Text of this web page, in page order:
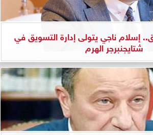
إسلام ناجي يتولى إدارة التسويق في
شتايجنبرجر الهرم